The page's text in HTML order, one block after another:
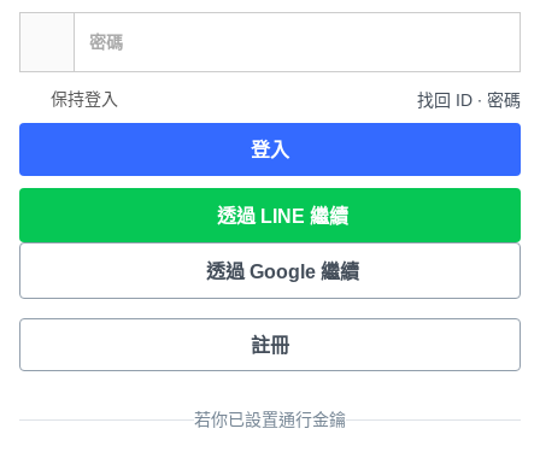
保持登入 找回 ID ∙ 密碼
登入
透過 LINE 繼續
透過 Google 繼續
註冊
若你已設置通行金鑰